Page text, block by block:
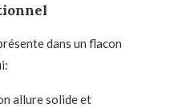
dans un flacon
allure solide et